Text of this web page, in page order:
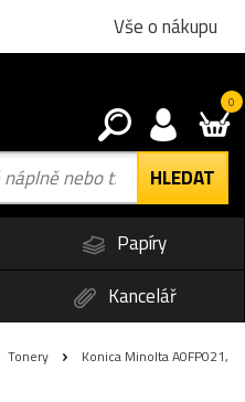
Vše o nákupu
0
Papíry
Kancelář
Tonery
Konica Minolta A0FP021,